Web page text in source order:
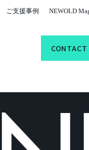
ご支援事例 NEWOLD
CONTACT
CONTACT